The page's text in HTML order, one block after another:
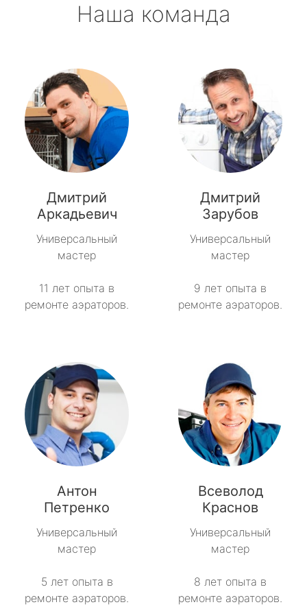
Наша команда
Дмитрий
Аркадьевич
Универсальный
мастер
11 лет опыта в
ремонте аэраторов.
Дмитрий
Зарубов
Универсальный
мастер
9 лет опыта в
ремонте аэраторов.
Антон
Петренко
Универсальный
мастер
5 лет опыта в
ремонте аэраторов.
Всеволод
Краснов
Универсальный
мастер
8 лет опыта в
ремонте аэраторов.